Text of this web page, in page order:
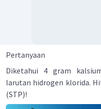
Pertanyaan
Diketahui 4 gram
larutan hidrogen klorida.
(STP)!